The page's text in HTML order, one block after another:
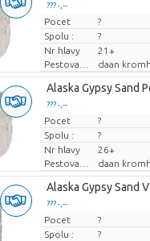
??? -,--
Cena za kus
Pocet ?
Spolu :
?
Nr hlavy
21+
daan
Alaska Gypsy Sand
??? -,--
Cena za kus
Pocet ?
Spolu :
?
Nr hlavy
26+
daan
Alaska Gypsy Sand
??? -,--
Cena za kus
Pocet ?
Spolu :
?